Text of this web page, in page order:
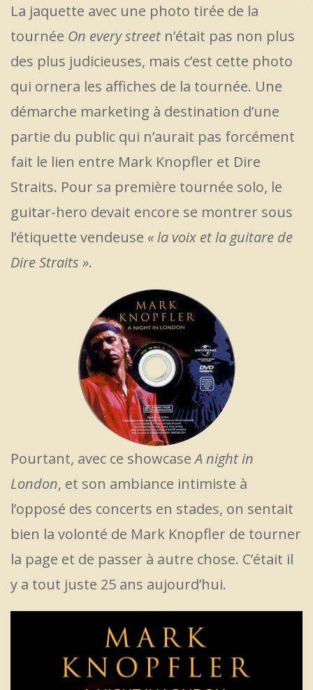
La jaquette avec une photo tirée de la
tournée On every street n’était pas non plus
des plus judicieuses, mais c’est cette photo
qui ornera les affiches de la tournée. Une
démarche marketing à destination d’une
partie du public qui n’aurait pas forcément
fait le lien entre Mark Knopfler et Dire
Straits. Pour sa première tournée solo, le
guitar-hero devait encore se montrer sous
l’étiquette vendeuse « la voix et la guitare de
Dire Straits ».
Pourtant, avec ce showcaseA night in
London, et son ambiance intimiste à
l’opposé des concerts en stades, on sentait
bien la volonté de Mark Knopfler de tourner
la page et de passer à autre chose. C’était il
y a tout juste 25 ans aujourd’hui.